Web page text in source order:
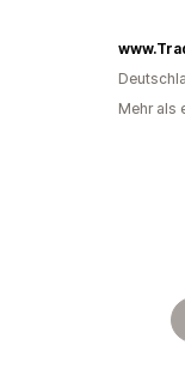
Mehr als